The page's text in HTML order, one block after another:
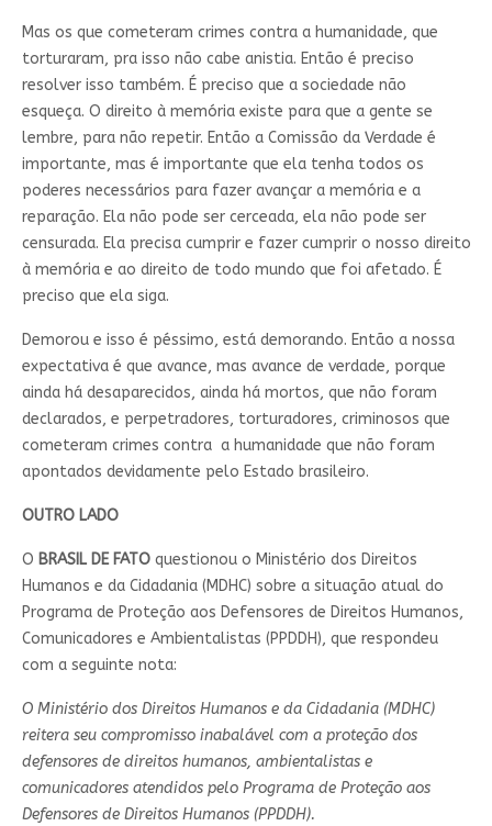
Mas os que cometeram crimes contra a humanidade, que
torturaram, pra isso não cabe anistia. Então é preciso
resolver isso também. É preciso que a sociedade não
esqueça. O direito à memória existe para que a gente se
lembre, para não repetir. Então a Comissão da Verdade é
importante, mas é importante que ela tenha todos os
poderes necessários para fazer avançar a memória e a
reparação. Ela não pode ser cerceada, ela não pode ser
censurada. Ela precisa cumprir e fazer cumprir o nosso direito
à memória e ao direito de todo mundo que foi afetado. É
preciso que ela siga.
Demorou e isso é péssimo, está demorando. Então a nossa
expectativa é que avance, mas avance de verdade, porque
ainda há desaparecidos, ainda há mortos, que não foram
declarados, e perpetradores, torturadores, criminosos que
cometeram crimes contra a humanidade que não foram
apontados devidamente pelo Estado brasileiro.
OUTRO LADO
O BRASIL DE FATO questionou o Ministério dos Direitos
Humanos e da Cidadania (MDHC) sobre a situação atual do
Programa de Proteção aos Defensores de Direitos Humanos,
Comunicadores e Ambientalistas (PPDDH), que respondeu
com a seguinte nota:
O Ministério dos Direitos Humanos e da Cidadania (MDHC)
reitera seu compromisso inabalável com a proteção dos
defensores de direitos humanos, ambientalistas e
comunicadores atendidos pelo Programa de Proteção aos
Defensores de Direitos Humanos (PPDDH).